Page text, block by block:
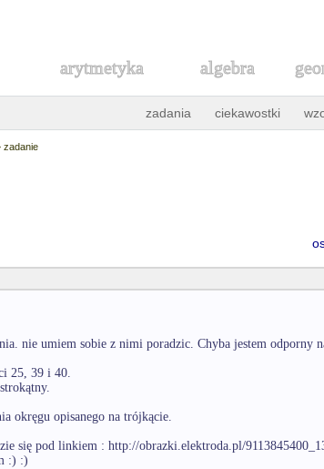
arytmetyka algebra
zadania ciekawostki
zadanie
nie umiem sobie z nimi poradzic. Chyba jestem odporny
25, 39 i 40.
okręgu opisanego na trójkącie.
się pod linkiem : http://obrazki.elektroda.pl/
:) :)